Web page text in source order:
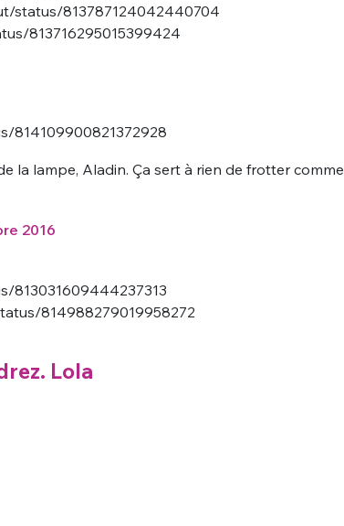
status/813787124042440704
813716295015399424
814109900821372928
la lampe, Aladin. Ça sert à rien de frotter comme
2016
813031609444237313
814988279019958272
Lola
!